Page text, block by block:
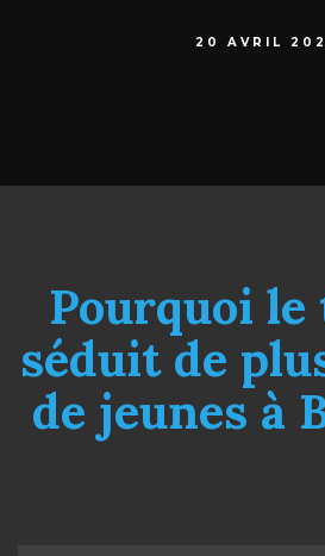
20 AVRIL
Pourquoi
séduit de
de jeunes à